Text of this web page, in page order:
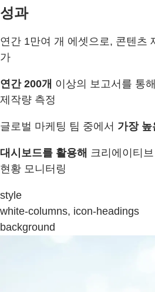
성과
연간 1만여 개 에셋으로, 콘텐츠
가
연간 200개 이상의 보고서를 통
제작량 측정
글로벌 마케팅 팀 중에서 가장
대시보드를 활용해 크리에이티
현황 모니터링
style
white-columns, icon-headings
background